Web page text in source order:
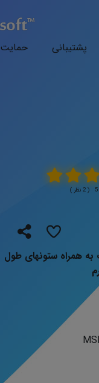
پشتیبانی حمایت
همراه ستونهای طول